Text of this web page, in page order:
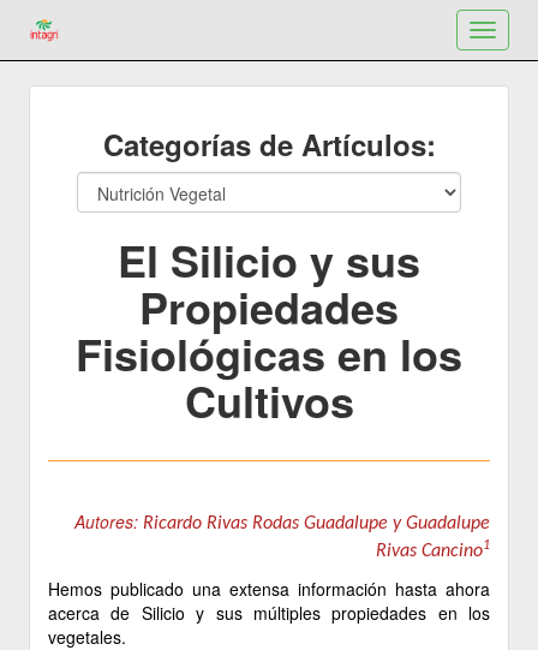
Toggle
Categorías de Artículos:
El Silicio y sus
Propiedades
Fisiológicas en los
Cultivos
Autores: Ricardo Rivas Rodas Guadalupe y Guadalupe
Rivas Cancino1
Hemos publicado una extensa información hasta ahora
acerca de Silicio y sus múltiples propiedades en los
vegetales.